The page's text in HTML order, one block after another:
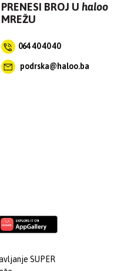
SUPER
PRENESI BROJ U haloo
MREŽU
064 40 40 40
podrska@haloo.ba